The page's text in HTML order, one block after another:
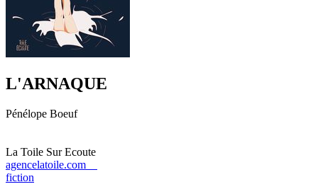
L'ARNAQUE
Pénélope Boeuf
La Toile Sur Ecoute
agencelatoile.com
fiction